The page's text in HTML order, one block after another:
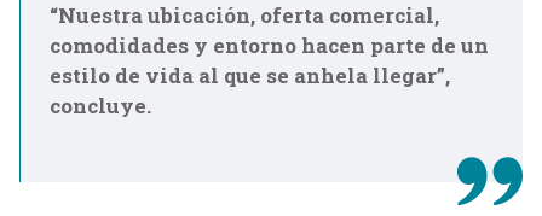
“Nuestra ubicación, oferta comercial,
comodidades y entorno hacen parte de un
estilo de vida al que se anhela llegar”,
concluye.